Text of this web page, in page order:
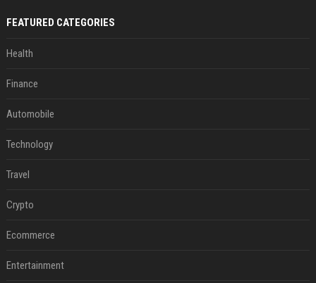
FEATURED CATEGORIES
Health
Finance
Automobile
Technology
Travel
Crypto
Ecommerce
Entertainment